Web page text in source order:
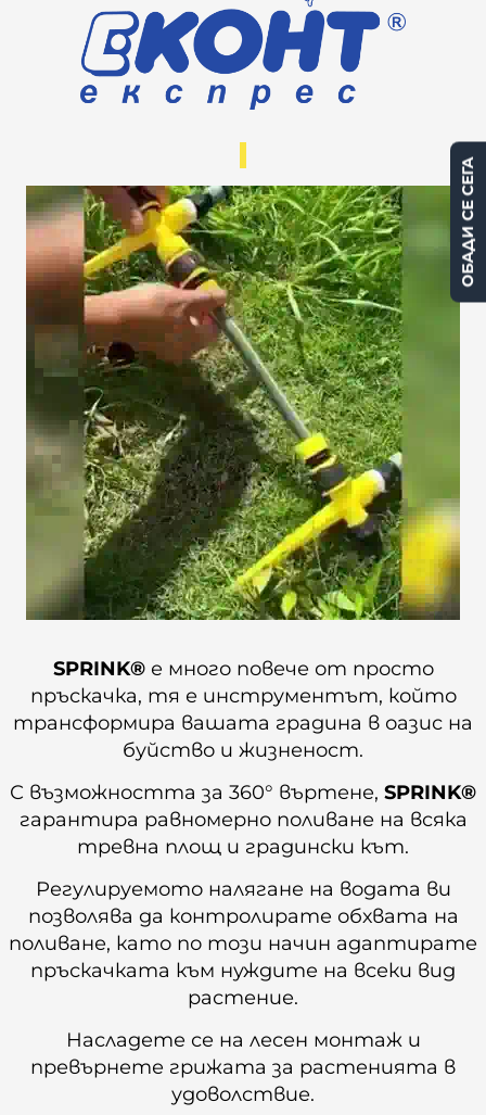
SPRINK®е много повече от просто
пръскачка, тя е инструментът, който
трансформира вашата градина в оазис на
буйство и жизненост.
С възможността за 360° въртене, SPRINK®
гарантира равномерно поливане на всяка
тревна площ и градински кът.
Регулируемото налягане на водата ви
позволява да контролирате обхвата на
поливане, като по този начин адаптирате
пръскачката към нуждите на всеки вид
растение.
Насладете се на лесен монтаж и
превърнете грижата за растенията в
удоволствие.
ОБАДИ СЕ СЕГА